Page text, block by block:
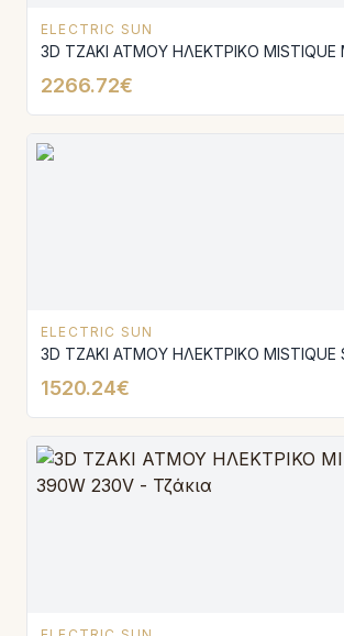
ELECTRIC SUN
3D ΤΖΑΚΙ ΑΤΜΟΥ
2266.72€
ELECTRIC SUN
3D ΤΖΑΚΙ ΑΤΜΟΥ ΗΛΕΚΤΡΙΚΟ MISTIQUE
1520.24€